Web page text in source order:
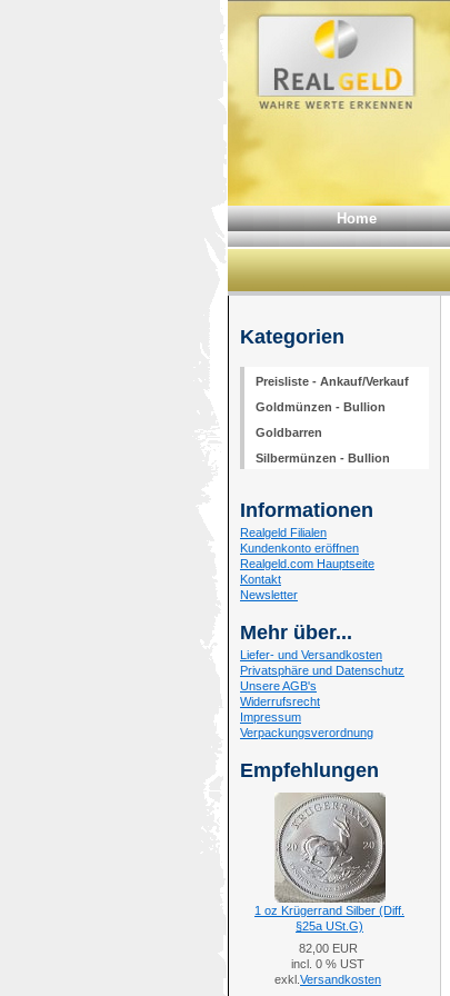
Home
Kategorien
Preisliste - Ankauf/Verkauf
Goldmünzen - Bullion
Goldbarren
Silbermünzen - Bullion
Informationen
Realgeld Filialen
Kundenkonto eröffnen
Realgeld.com Hauptseite
Kontakt
Newsletter
Mehr über...
Liefer- und Versandkosten
Privatsphäre und Datenschutz
Unsere AGB's
Widerrufsrecht
Impressum
Verpackungsverordnung
Empfehlungen
1 oz Krügerrand Silber (Diff.
§25a USt.G)
82,00 EUR
incl. 0 % UST
exkl. Versandkosten